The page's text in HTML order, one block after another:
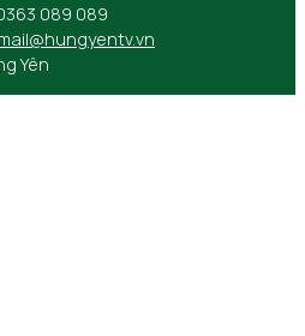
089 089
Yên